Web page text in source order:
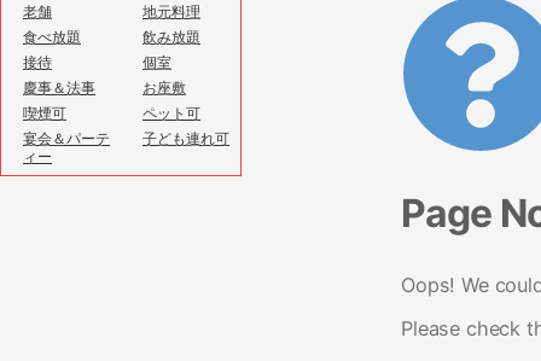
老舗
地元料理
食べ放題
飲み放題
接待
個室
慶事＆法事
お座敷
喫煙可
ペット可
宴会＆パーテ
ィー
子ども連れ可
Page
Oops! We
Please check